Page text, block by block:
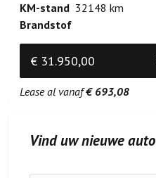
Vind uw nieuwe auto
KM-stand 32148 km
Brandstof
€ 31.950,00
Lease al vanaf€ 693,08